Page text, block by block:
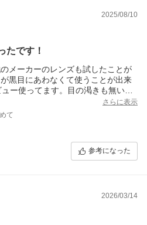
2025/08/10
たです！
メーカーのレンズも試したことが
黒目にあわなくて使うことが出来
ー使ってます。目の渇きも無い
たい朝6時から夕方18時くらいまで
さらに表示
て
参考になった
2026/03/14